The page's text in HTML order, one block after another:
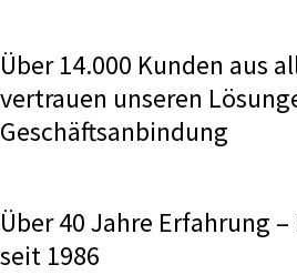
Über 14.000 Kunden aus
vertrauen unseren
Geschäftsanbindung
Über 40 Jahre Erfahrung
seit 1986